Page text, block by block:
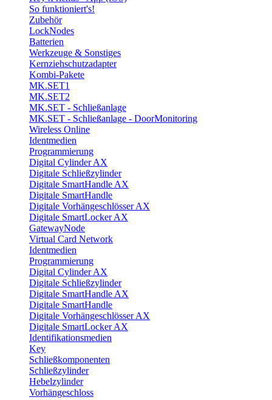
So funktioniert's!
Zubehör
LockNodes
Batterien
Werkzeuge & Sonstiges
Kernziehschutzadapter
Kombi-Pakete
MK.SET1
MK.SET2
MK.SET - Schließanlage
MK.SET - Schließanlage - DoorMonitoring
Wireless Online
Identmedien
Programmierung
Digital Cylinder AX
Digitale Schließzylinder
Digitale SmartHandle AX
Digitale SmartHandle
Digitale Vorhängeschlösser AX
Digitale SmartLocker AX
GatewayNode
Virtual Card Network
Identmedien
Programmierung
Digital Cylinder AX
Digitale Schließzylinder
Digitale SmartHandle AX
Digitale SmartHandle
Digitale Vorhängeschlösser AX
Digitale SmartLocker AX
Identifikationsmedien
Key
Schließkomponenten
Schließzylinder
Hebelzylinder
Vorhängeschloss